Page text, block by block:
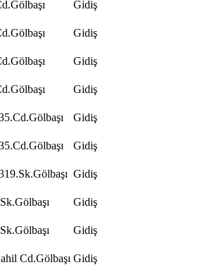
Gidiş
Gidiş
Gidiş
Gidiş
Gidiş
Gidiş
Gidiş
Gidiş
Gidiş
Cd.Gölbaşı Gidiş